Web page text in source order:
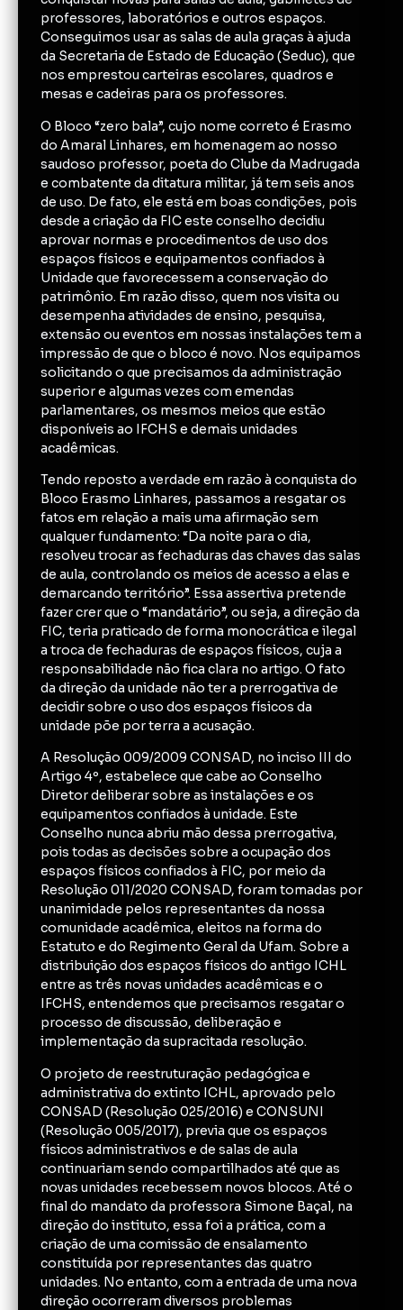
professores, laboratórios e outros espaços.
Conseguimos usar as salas de aula graças à ajuda
da Secretaria de Estado de Educação (Seduc), que
nos emprestou carteiras escolares, quadros e
mesas e cadeiras para os professores.
O Bloco “zero bala”, cujo nome correto é Erasmo
do Amaral Linhares, em homenagem ao nosso
saudoso professor, poeta do Clube da Madrugada
e combatente da ditatura militar, já tem seis anos
de uso. De fato, ele está em boas condições, pois
desde a criação da FIC este conselho decidiu
aprovar normas e procedimentos de uso dos
espaços físicos e equipamentos confiados à
Unidade que favorecessem a conservação do
patrimônio. Em razão disso, quem nos visita ou
desempenha atividades de ensino, pesquisa,
extensão ou eventos em nossas instalações tem a
impressão de que o bloco é novo. Nos equipamos
solicitando o que precisamos da administração
superior e algumas vezes com emendas
parlamentares, os mesmos meios que estão
disponíveis ao IFCHS e demais unidades
acadêmicas.
Tendo reposto a verdade em razão à conquista do
Bloco Erasmo Linhares, passamos a resgatar os
fatos em relação a mais uma afirmação sem
qualquer fundamento: “Da noite para o dia,
resolveu trocar as fechaduras das chaves das salas
de aula, controlando os meios de acesso a elas e
demarcando território”. Essa assertiva pretende
fazer crer que o “mandatário”, ou seja, a direção da
FIC, teria praticado de forma monocrática e ilegal
a troca de fechaduras de espaços físicos, cuja a
responsabilidade não fica clara no artigo. O fato
da direção da unidade não ter a prerrogativa de
decidir sobre o uso dos espaços físicos da
unidade põe por terra a acusação.
A Resolução 009/2009 CONSAD, no inciso III do
Artigo 4º, estabelece que cabe ao Conselho
Diretor deliberar sobre as instalações e os
equipamentos confiados à unidade. Este
Conselho nunca abriu mão dessa prerrogativa,
pois todas as decisões sobre a ocupação dos
espaços físicos confiados à FIC, por meio da
Resolução 011/2020 CONSAD, foram tomadas por
unanimidade pelos representantes da nossa
comunidade acadêmica, eleitos na forma do
Estatuto e do Regimento Geral da Ufam. Sobre a
distribuição dos espaços físicos do antigo ICHL
entre as três novas unidades acadêmicas e o
IFCHS, entendemos que precisamos resgatar o
processo de discussão, deliberação e
implementação da supracitada resolução.
O projeto de reestruturação pedagógica e
administrativa do extinto ICHL, aprovado pelo
CONSAD (Resolução 025/2016) e CONSUNI
(Resolução 005/2017), previa que os espaços
físicos administrativos e de salas de aula
continuariam sendo compartilhados até que as
novas unidades recebessem novos blocos. Até o
final do mandato da professora Simone Baçal, na
direção do instituto, essa foi a prática, com a
criação de uma comissão de ensalamento
constituída por representantes das quatro
unidades. No entanto, com a entrada de uma nova
direção ocorreram diversos problemas